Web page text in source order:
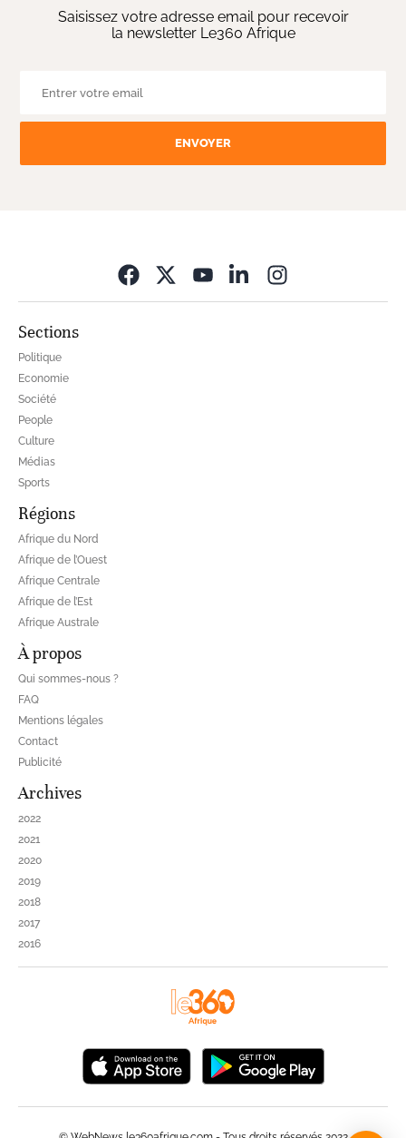
Saisissez votre adresse email pour recevoir
la newsletter Le360 Afrique
ENVOYER
Sections
Politique
Economie
Société
People
Culture
Médias
Sports
Régions
Afrique du Nord
Afrique de l’Ouest
Afrique Centrale
Afrique de l’Est
Afrique Australe
À propos
Qui sommes-nous ?
FAQ
Mentions légales
Contact
Publicité
Archives
2022
2021
2020
2019
2018
2017
2016